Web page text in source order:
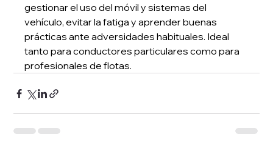
gestionar el uso del móvil y sistemas del
vehículo, evitar la fatiga y aprender buenas
prácticas ante adversidades habituales. Ideal
tanto para conductores particulares como para
profesionales de flotas.